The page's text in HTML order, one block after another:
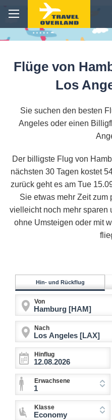
Flüge von
Los
Sie suchen den besten
Angeles oder einen
Der billigste Flug von
nächsten 30 Tagen kostet
zurück geht es am Tue
Sie etwas mehr Zeit zum
vielleicht noch mehr sparen
ohne Umsteigen oder mit
Hin- und Rückflug
Von
Nach
Hinflug
Erwachsene
1
Klasse
Economy